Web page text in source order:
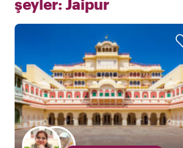
şeyler: Jaipur